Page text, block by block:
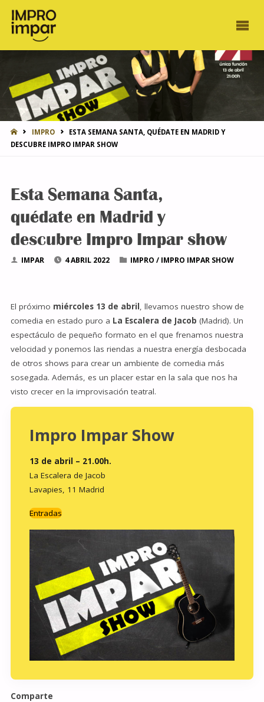
INICIOIMPRO
ESTA SEMANA SANTA, QUÉDATE EN MADRID Y
DESCUBRE IMPRO IMPAR SHOW
Esta Semana Santa,
quédate en Madrid y
descubre Impro Impar show
IMPAR 4 ABRIL 2022 IMPRO / IMPRO IMPAR SHOW
El próximo miércoles 13 de abril, llevamos nuestro show de
comedia en estado puro a La Escalera de Jacob (Madrid). Un
espectáculo de pequeño formato en el que frenamos nuestra
velocidad y ponemos las riendas a nuestra energía desbocada
de otros shows para crear un ambiente de comedia más
sosegada. Además, es un placer estar en la sala que nos ha
visto crecer en la improvisación teatral.
Impro Impar Show
13 de abril – 21.00h.
La Escalera de Jacob
Lavapies, 11 Madrid
Entradas
Comparte